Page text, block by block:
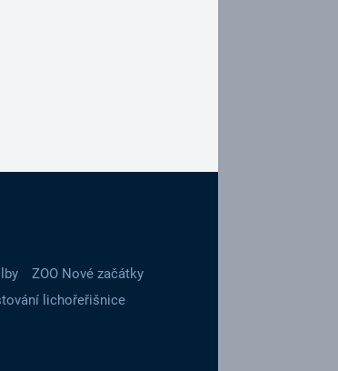
ZOO Nové začátky
lichořeřišnice